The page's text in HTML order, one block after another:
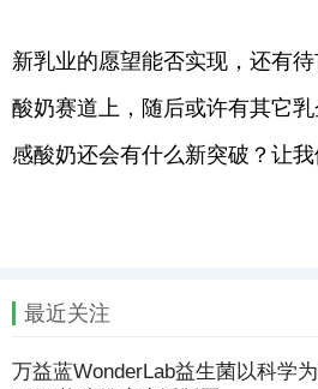
新乳业的愿望能否实现，还有
酸奶赛道上，随后或许有其它
感酸奶还会有什么新突破？让我
最近关注
万益蓝WonderLab益生菌以科学为